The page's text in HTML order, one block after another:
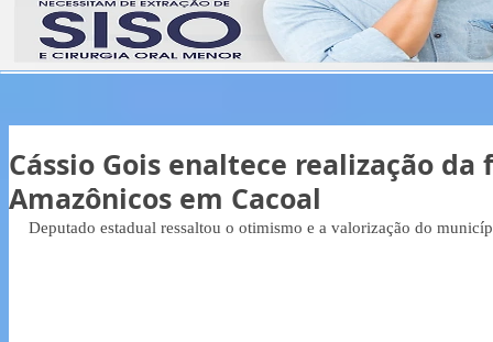
Cássio Gois enaltece realização da
Amazônicos em Cacoal
Deputado estadual ressaltou o otimismo e a valorização do